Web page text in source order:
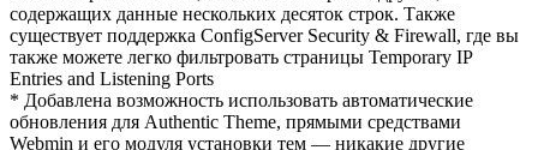
содержащих данные нескольких десяток строк. Также
существует поддержка ConfigServer Security & Firewall, где вы
также можете легко фильтровать страницы Temporary IP
Entries and Listening Ports
* Добавлена ​​возможность использовать автоматические
обновления для Authentic Theme, прямыми средствами
Webmin и его модуля установки тем — никакие другие